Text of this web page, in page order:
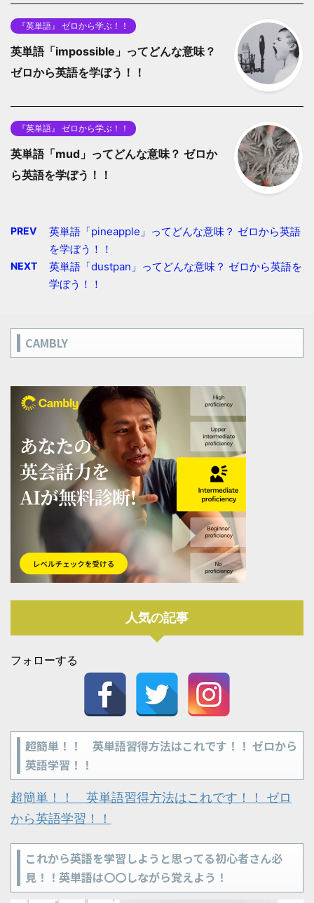
『英単語』 ゼロから学ぶ！！
英単語「impossible」ってどんな意味？
ゼロから英語を学ぼう！！
『英単語』 ゼロから学ぶ！！
英単語「mud」ってどんな意味？ ゼロか
ら英語を学ぼう！！
PREV
英単語「pineapple」ってどんな意味？ ゼロから英語
を学ぼう！！
NEXT
英単語「dustpan」ってどんな意味？ ゼロから英語を
学ぼう！！
CAMBLY
人気の記事
フォローする
超簡単！！ 英単語習得方法はこれです！！ ゼロから
英語学習！！
超簡単！！ 英単語習得方法はこれです！！ ゼロ
から英語学習！！
これから英語を学習しようと思ってる初心者さん必
見！！英単語は〇〇しながら覚えよう！